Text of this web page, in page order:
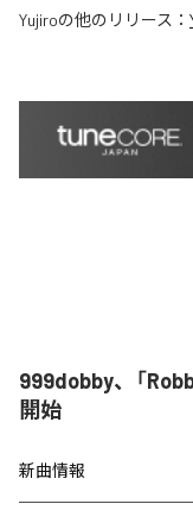
Yujiroの他のリリース：
999dobby、「
開始
新曲情報